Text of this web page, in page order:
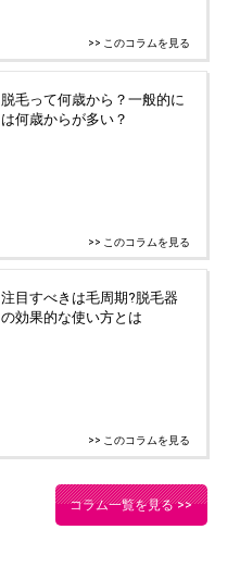
>> このコラムを見る
脱毛って何歳から？一般的に
は何歳からが多い？
>> このコラムを見る
注目すべきは毛周期?脱毛器
の効果的な使い方とは
>> このコラムを見る
コラム一覧を見る >>